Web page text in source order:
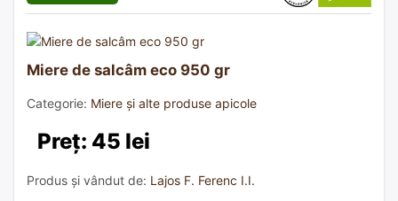
Miere de salcâm eco 950 gr
Categorie: Miere și alte produse apicole
Preț: 45 lei
Produs și vândut de: Lajos F. Ferenc I.I.